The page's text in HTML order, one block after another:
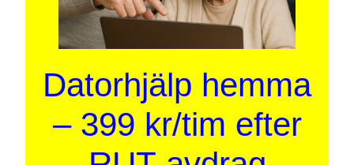
Datorhjälp hemma
– 399 kr/tim efter